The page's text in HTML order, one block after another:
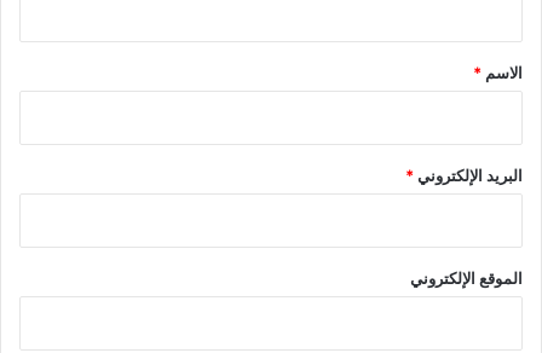
*
الاسم *
البريد الإلكتروني*
الموقع الإلكتروني